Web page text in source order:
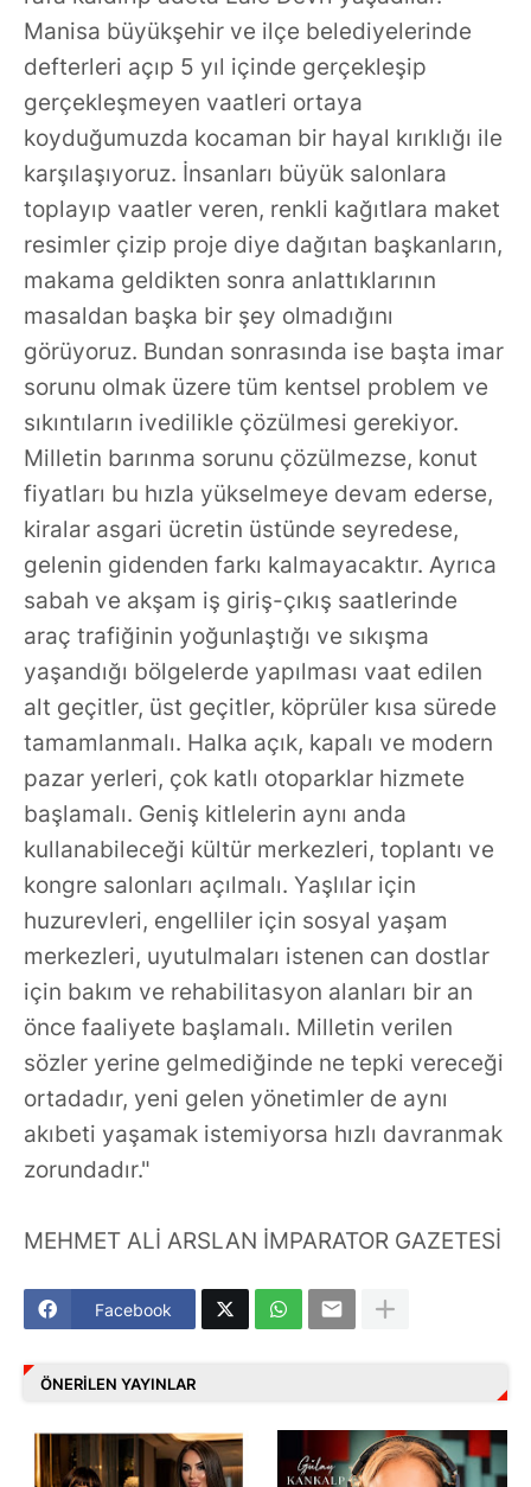
Manisa büyükşehir ve ilçe belediyelerinde
defterleri açıp 5 yıl içinde gerçekleşip
gerçekleşmeyen vaatleri ortaya
koyduğumuzda kocaman bir hayal kırıklığı ile
karşılaşıyoruz. İnsanları büyük salonlara
toplayıp vaatler veren, renkli kağıtlara maket
resimler çizip proje diye dağıtan başkanların,
makama geldikten sonra anlattıklarının
masaldan başka bir şey olmadığını
görüyoruz. Bundan sonrasında ise başta imar
sorunu olmak üzere tüm kentsel problem ve
sıkıntıların ivedilikle çözülmesi gerekiyor.
Milletin barınma sorunu çözülmezse, konut
fiyatları bu hızla yükselmeye devam ederse,
kiralar asgari ücretin üstünde seyredese,
gelenin gidenden farkı kalmayacaktır. Ayrıca
sabah ve akşam iş giriş-çıkış saatlerinde
araç trafiğinin yoğunlaştığı ve sıkışma
yaşandığı bölgelerde yapılması vaat edilen
alt geçitler, üst geçitler, köprüler kısa sürede
tamamlanmalı. Halka açık, kapalı ve modern
pazar yerleri, çok katlı otoparklar hizmete
başlamalı. Geniş kitlelerin aynı anda
kullanabileceği kültür merkezleri, toplantı ve
kongre salonları açılmalı. Yaşlılar için
huzurevleri, engelliler için sosyal yaşam
merkezleri, uyutulmaları istenen can dostlar
için bakım ve rehabilitasyon alanları bir an
önce faaliyete başlamalı. Milletin verilen
sözler yerine gelmediğinde ne tepki vereceği
ortadadır, yeni gelen yönetimler de aynı
akıbeti yaşamak istemiyorsa hızlı davranmak
zorundadır."
MEHMET ALİ ARSLAN İMPARATOR GAZETESİ
Facebook
ÖNERILEN YAYINLAR